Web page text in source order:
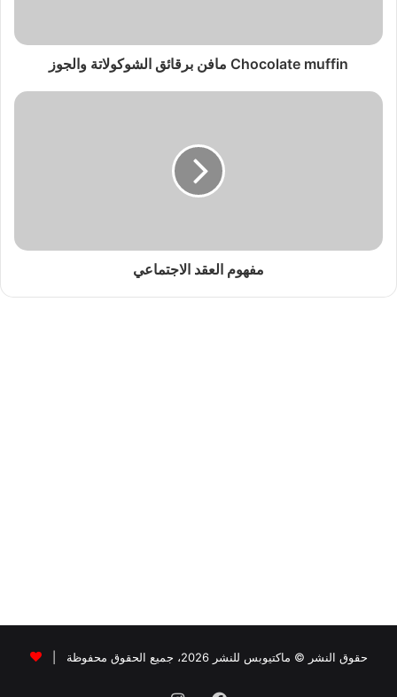
Chocolate muffin مافن برقائق الشوكولاتة والجوز
مفهوم العقد الاجتماعي
حقوق النشر © ماكتيوبس للنشر 2026، جميع الحقوق محفوظة |